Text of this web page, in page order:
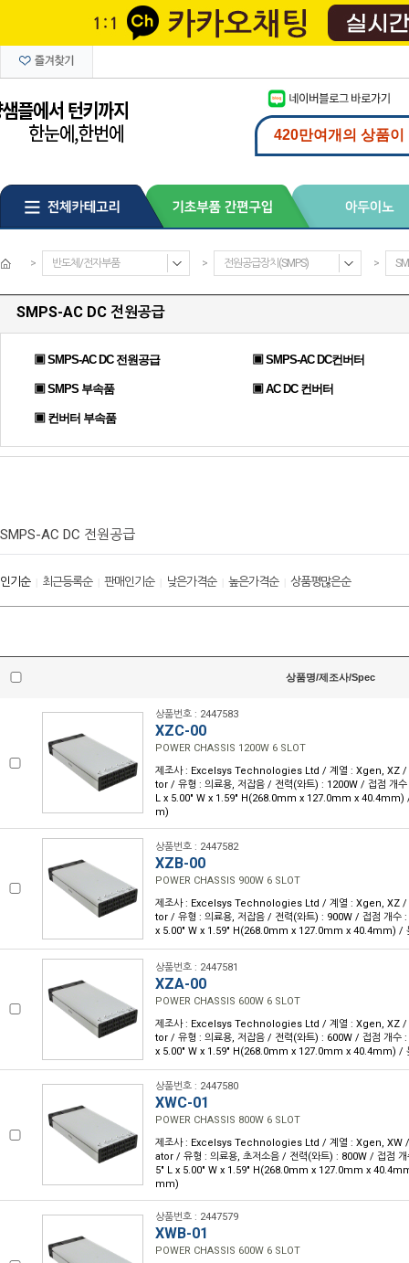
> 반도체/전자부품 > 전원공급장치(SMPS) >
SMPS-AC DC 전원공급
▣ SMPS-AC DC 전원공급 ▣ SMPS-AC DC컨버터
▣ SMPS 부속품 ▣ AC DC 컨버터
▣ 컨버터 부속품
SMPS-AC DC 전원공급
인기순| 최근등록순| 판매인기순| 낮은가격순| 높은가격순| 상품평많은순
상품명/제조사/Spec
상품번호 : 2447583
XZC-00
POWER CHASSIS 1200W 6 SLOT
제조사 : Excelsys Technologies Ltd / 계열 : Xgen, XZ /
tor / 유형 : 의료용, 저잡음 / 전력(와트) : 1200W / 접점 개
L x 5.00" W x 1.59" H(268.0mm x 127.0mm x 40.4mm)
m)
상품번호 : 2447582
XZB-00
POWER CHASSIS 900W 6 SLOT
제조사 : Excelsys Technologies Ltd / 계열 : Xgen, XZ /
tor / 유형 : 의료용, 저잡음 / 전력(와트) : 900W / 접점 개수
x 5.00" W x 1.59" H(268.0mm x 127.0mm x 40.4mm) /
상품번호 : 2447581
XZA-00
POWER CHASSIS 600W 6 SLOT
제조사 : Excelsys Technologies Ltd / 계열 : Xgen, XZ /
tor / 유형 : 의료용, 저잡음 / 전력(와트) : 600W / 접점 개수
x 5.00" W x 1.59" H(268.0mm x 127.0mm x 40.4mm) /
상품번호 : 2447580
XWC-01
POWER CHASSIS 800W 6 SLOT
제조사 : Excelsys Technologies Ltd / 계열 : Xgen, XW
ator / 유형 : 의료용, 초저소음 / 전력(와트) : 800W / 접점
5" L x 5.00" W x 1.59" H(268.0mm x 127.0mm x
mm)
상품번호 : 2447579
XWB-01
POWER CHASSIS 600W 6 SLOT